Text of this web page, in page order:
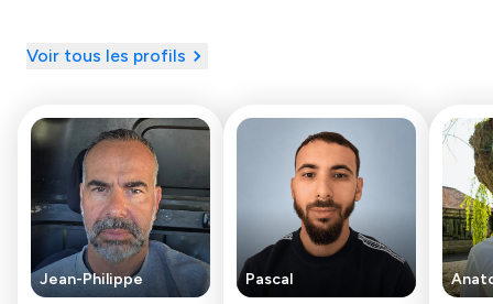
Voir tous les profils
Jean-Philippe Pascal